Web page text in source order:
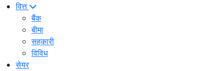
वित्त
बैंक
बीमा
सहकारी
विविध
सेयर